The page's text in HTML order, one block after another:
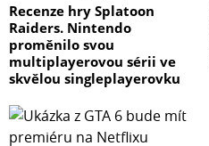
Recenze hry Splatoon
Raiders. Nintendo
proměnilo svou
multiplayerovou sérii ve
skvělou singleplayerovku